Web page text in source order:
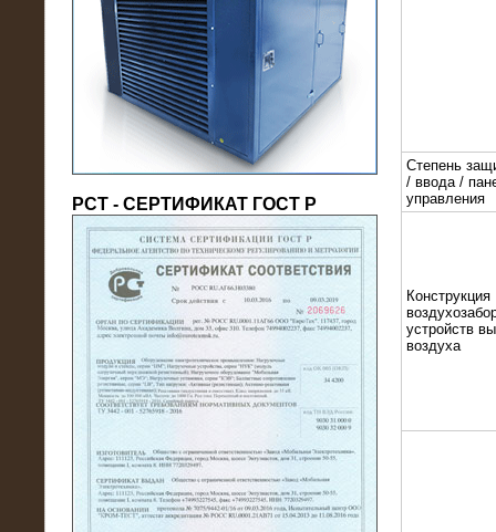
Резистивный высоковольтный
нагрузочный модуль 5 МВт
(напряжение 6/10 кВ)
21.08.2016
На производственное предприятие
модули 20 МВт (0,4 кВ)
РСТ - СЕРТИФИКАТ ГОСТ Р
Степень
/ ввода /
управления
Конструкция
устройств
воздуха